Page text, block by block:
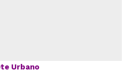
Urbano